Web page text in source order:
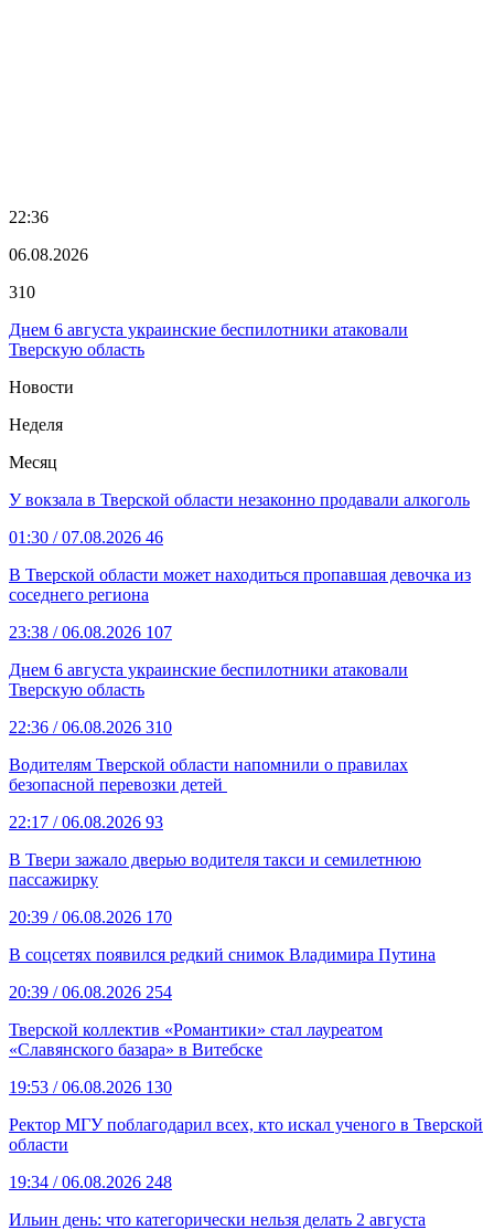
22:36
06.08.2026
310
Днем 6 августа украинские беспилотники атаковали
Тверскую область
Новости
Неделя
Месяц
У вокзала в Тверской области незаконно продавали алкоголь
01:30 / 07.08.2026 46
В Тверской области может находиться пропавшая девочка из
соседнего региона
23:38 / 06.08.2026 107
Днем 6 августа украинские беспилотники атаковали
Тверскую область
22:36 / 06.08.2026 310
Водителям Тверской области напомнили о правилах
безопасной перевозки детей
22:17 / 06.08.2026 93
В Твери зажало дверью водителя такси и семилетнюю
пассажирку
20:39 / 06.08.2026 170
В соцсетях появился редкий снимок Владимира Путина
20:39 / 06.08.2026 254
Тверской коллектив «Романтики» стал лауреатом
«Славянского базара» в Витебске
19:53 / 06.08.2026 130
Ректор МГУ поблагодарил всех, кто искал ученого в Тверской
области
19:34 / 06.08.2026 248
Ильин день: что категорически нельзя делать 2 августа